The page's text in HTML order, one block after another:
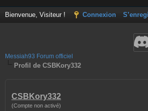
Bienvenue, Visiteur ! Connexion
Messiah93 Forum officiel
Profil de CSBKory332
CSBKory332
(Compte non activé)